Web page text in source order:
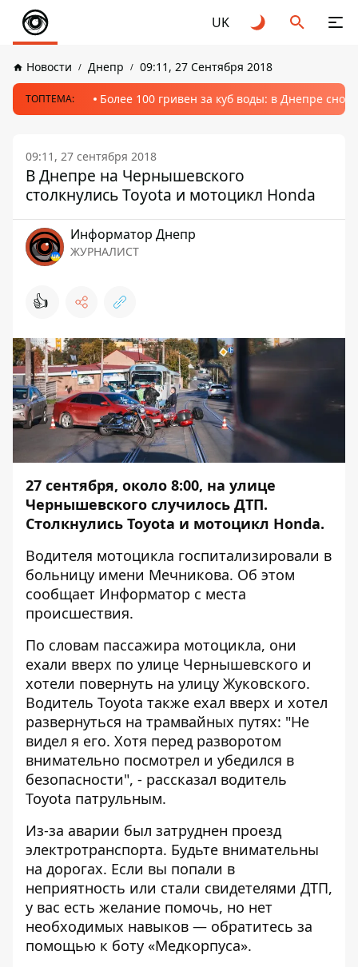
UK
Новости Днепр 09:11, 27 Сентября 2018
ТОПТЕМА: Более 100 гривен за куб воды: в Днепре
09:11, 27 сентября 2018
В Днепре на Чернышевского
столкнулись Toyota и мотоцикл Honda
Информатор Днепр
ЖУРНАЛИСТ
👍
27 cентября, около 8:00, на улице
Чернышевского случилось ДТП.
Столкнулись Toyota и мотоцикл Honda.
Водителя мотоцикла госпитализировали в
больницу имени Мечникова. Об этом
сообщает Информатор с места
происшествия.
По словам пассажира мотоцикла, они
ехали вверх по улице Чернышевского и
хотели повернуть на улицу Жуковского.
Водитель Toyota также ехал вверх и хотел
развернуться на трамвайных путях: "Не
видел я его. Хотя перед разворотом
внимательно посмотрел и убедился в
безопасности", - рассказал водитель
Toyota патрульным.
Из-за аварии был затруднен проезд
электротранспорта. Будьте внимательны
на дорогах. Если вы попали в
неприятность или стали свидетелями ДТП,
у вас есть желание помочь, но нет
необходимых навыков — обратитесь за
помощью к боту «Медкорпуса».